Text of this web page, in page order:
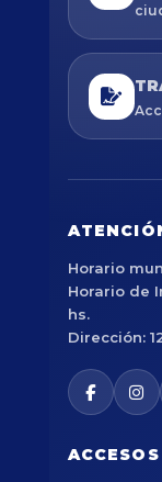
Horario
Horario de
hs.
Dirección: